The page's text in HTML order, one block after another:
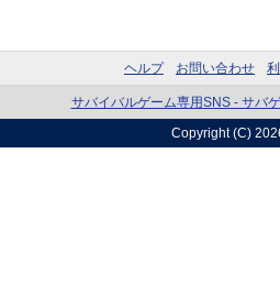
ヘルプ お問い合わせ
サバイバルゲーム専用SNS - サバ
Copyright (C)